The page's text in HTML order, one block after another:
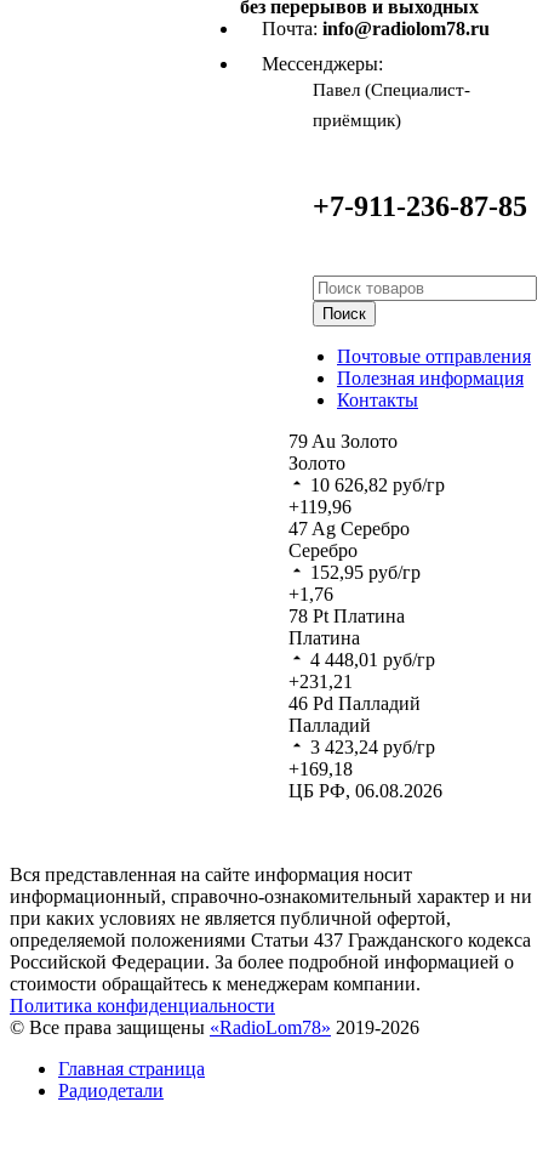
без перерывов и выходных
Почта: info@radiolom78.ru
Мессенджеры:
Павел (Специалист-
приёмщик)
+7-911-236-87-85
Поиск
Почтовые отправления
Полезная информация
Контакты
79 Au Золото
Золото
10 626,82 руб/гр
+119,96
47 Ag Серебро
Серебро
152,95 руб/гр
+1,76
78 Pt Платина
Платина
4 448,01 руб/гр
+231,21
46 Pd Палладий
Палладий
3 423,24 руб/гр
+169,18
ЦБ РФ, 06.08.2026
Вся представленная на сайте информация носит
информационный, справочно-ознакомительный характер и ни
при каких условиях не является публичной офертой,
определяемой положениями Статьи 437 Гражданского кодекса
Российской Федерации. За более подробной информацией о
стоимости обращайтесь к менеджерам компании.
Политика конфиденциальности
© Все права защищены «RadioLom78» 2019-2026
Главная страница
Радиодетали